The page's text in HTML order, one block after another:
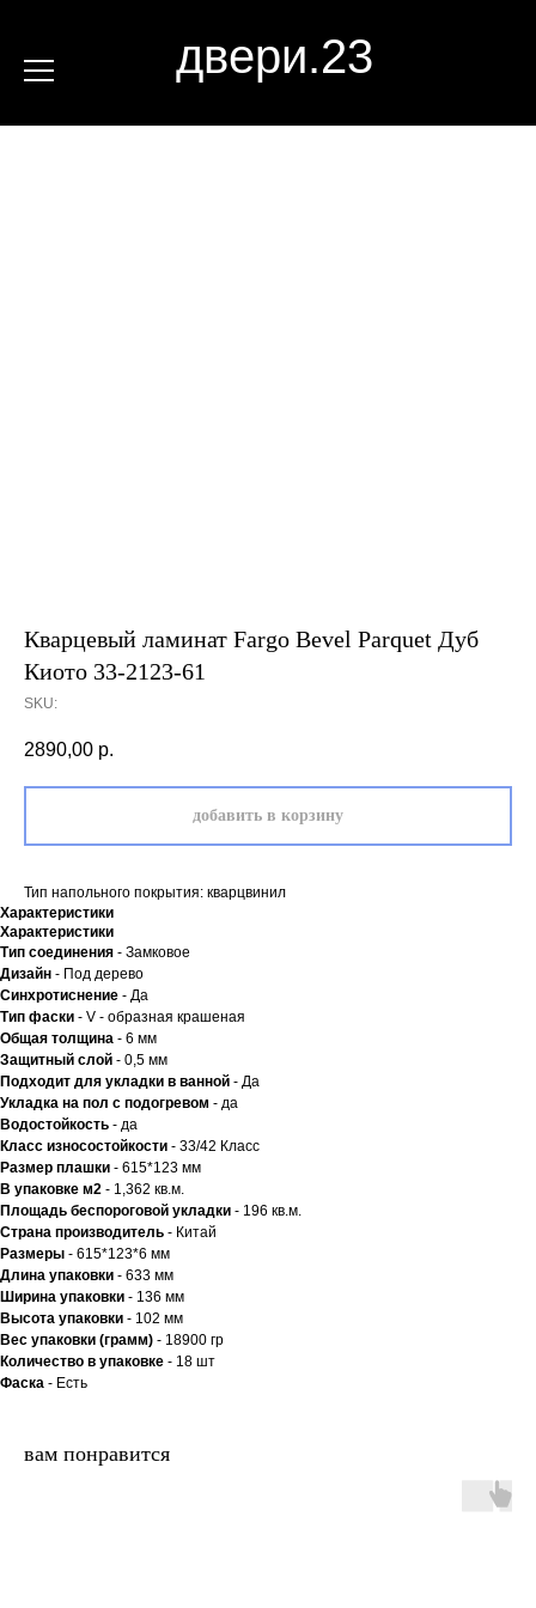
двери.23
Кварцевый ламинат Fargo Bevel Parquet Дуб
Киото 33-2123-61
SKU:
2890,00 р.
добавить в корзину
Тип напольного покрытия: кварцвинил
Характеристики
Характеристики
Тип соединения - Замковое
Дизайн - Под дерево
Синхротиснение - Да
Тип фаски - V - образная крашеная
Общая толщина - 6 мм
Защитный слой - 0,5 мм
Подходит для укладки в ванной - Да
Укладка на пол c подогревом - да
Водостойкость - да
Класс износостойкости - 33/42 Класс
Размер плашки - 615*123 мм
В упаковке м2 - 1,362 кв.м.
Площадь беспороговой укладки - 196 кв.м.
Страна производитель - Китай
Размеры - 615*123*6 мм
Длина упаковки - 633 мм
Ширина упаковки - 136 мм
Высота упаковки - 102 мм
Вес упаковки (грамм) - 18900 гр
Количество в упаковке - 18 шт
Фаска - Есть
вам понравится